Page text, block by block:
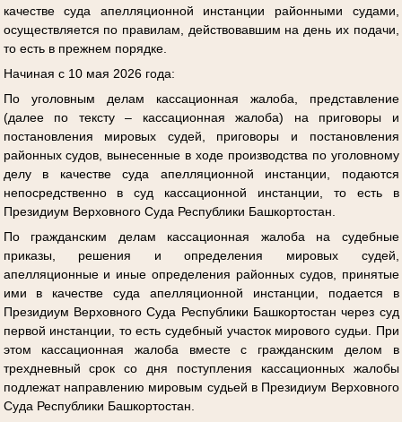
качестве суда апелляционной инстанции районными судами,
осуществляется по правилам, действовавшим на день их подачи,
то есть в прежнем порядке.
Начиная с 10 мая 2026 года:
По уголовным делам кассационная жалоба, представление
(далее по тексту – кассационная жалоба) на приговоры и
постановления мировых судей, приговоры и постановления
районных судов, вынесенные в ходе производства по уголовному
делу в качестве суда апелляционной инстанции, подаются
непосредственно в суд кассационной инстанции, то есть в
Президиум Верховного Суда Республики Башкортостан.
По гражданским делам кассационная жалоба на судебные
приказы, решения и определения мировых судей,
апелляционные и иные определения районных судов, принятые
ими в качестве суда апелляционной инстанции, подается в
Президиум Верховного Суда Республики Башкортостан через суд
первой инстанции, то есть судебный участок мирового судьи. При
этом кассационная жалоба вместе с гражданским делом в
трехдневный срок со дня поступления кассационных жалобы
подлежат направлению мировым судьей в Президиум Верховного
Суда Республики Башкортостан.